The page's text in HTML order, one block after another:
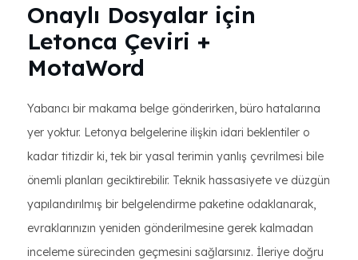
Onaylı Dosyalar için
Letonca Çeviri +
MotaWord
Yabancı bir makama belge gönderirken, büro hatalarına
yer yoktur. Letonya belgelerine ilişkin idari beklentiler o
kadar titizdir ki, tek bir yasal terimin yanlış çevrilmesi bile
önemli planları geciktirebilir. Teknik hassasiyete ve düzgün
yapılandırılmış bir belgelendirme paketine odaklanarak,
evraklarınızın yeniden gönderilmesine gerek kalmadan
inceleme sürecinden geçmesini sağlarsınız. İleriye doğru